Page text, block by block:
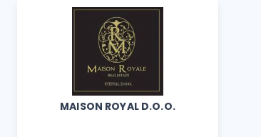
MAISON ROYAL D.O.O.